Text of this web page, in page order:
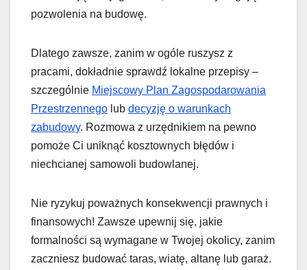
pozwolenia na budowę.
Dlatego zawsze, zanim w ogóle ruszysz z
pracami, dokładnie sprawdź lokalne przepisy –
szczególnie Miejscowy Plan Zagospodarowania
Przestrzennego lub decyzję o warunkach
zabudowy. Rozmowa z urzędnikiem na pewno
pomoże Ci uniknąć kosztownych błędów i
niechcianej samowoli budowlanej.
Nie ryzykuj poważnych konsekwencji prawnych i
finansowych! Zawsze upewnij się, jakie
formalności są wymagane w Twojej okolicy, zanim
zaczniesz budować taras, wiatę, altanę lub garaż.